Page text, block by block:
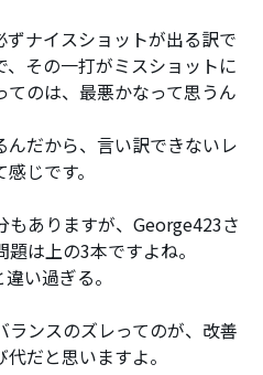
ナイスショットが出る訳で
その一打がミスショットに
のは、最悪かなって思うん
だから、言い訳できないレ
じです。
ありますが、George423さ
は上の3本ですよね。
い過ぎる。
ンスのズレってのが、改善
だと思いますよ。